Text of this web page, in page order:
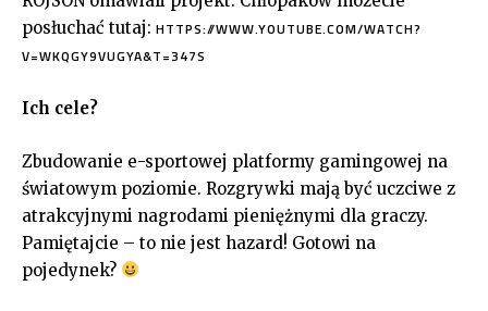
posłuchać tutaj: HTTPS://WWW.YOUTUBE.COM/WATCH?
V=WKQGY9VUGYA&T=347S
Ich cele?
Zbudowanie e-sportowej platformy gamingowej na
światowym poziomie. Rozgrywki mają być uczciwe z
atrakcyjnymi nagrodami pieniężnymi dla graczy.
Pamiętajcie – to nie jest hazard! Gotowi na
pojedynek?